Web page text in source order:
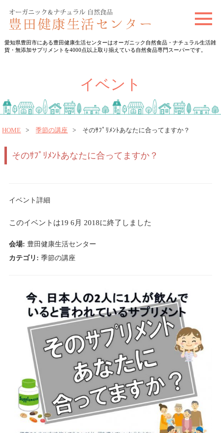
t
g
a
愛知県豊田市にある豊田健康生活センターはオーガニック自然食品・ナチュラル生活雑
貨・無添加サプリメントを4000点以上取り揃えている自然食品専門スーパーです。
イベント
HOME 季節の講座 そのｻﾌﾟﾘﾒﾝﾄあなたに合ってますか？
そのｻﾌﾟﾘﾒﾝﾄあなたに合ってますか？
イベント詳細
このイベントは19 6月 2018に終了しました
会場: 豊田健康生活センター
カテゴリ: 季節の講座